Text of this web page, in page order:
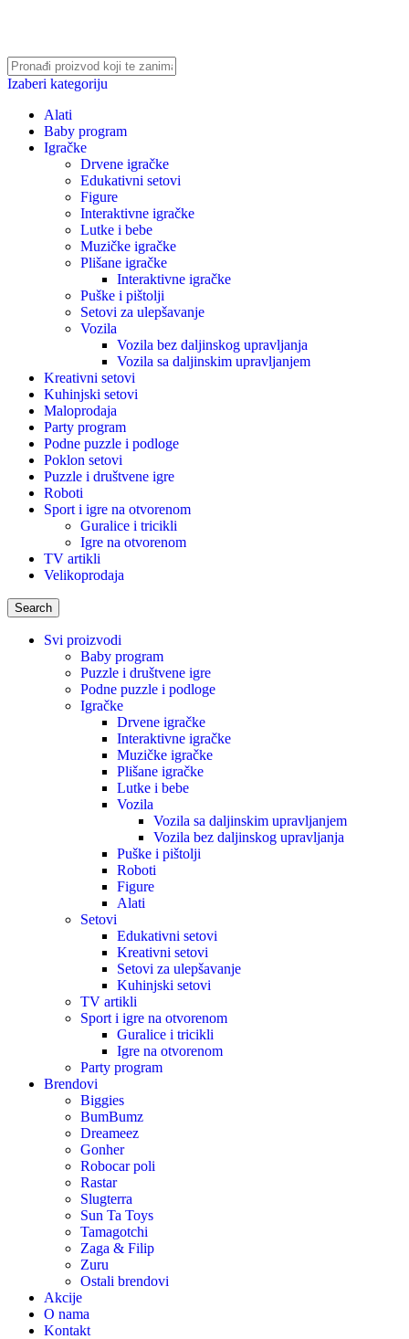
Izaberi kategoriju
Alati
Baby program
Igračke
Drvene igračke
Edukativni setovi
Figure
Interaktivne igračke
Lutke i bebe
Muzičke igračke
Plišane igračke
Interaktivne igračke
Puške i pištolji
Setovi za ulepšavanje
Vozila
Vozila bez daljinskog upravljanja
Vozila sa daljinskim upravljanjem
Kreativni setovi
Kuhinjski setovi
Maloprodaja
Party program
Podne puzzle i podloge
Poklon setovi
Puzzle i društvene igre
Roboti
Sport i igre na otvorenom
Guralice i tricikli
Igre na otvorenom
TV artikli
Velikoprodaja
Search
Svi proizvodi
Baby program
Puzzle i društvene igre
Podne puzzle i podloge
Igračke
Drvene igračke
Interaktivne igračke
Muzičke igračke
Plišane igračke
Lutke i bebe
Vozila
Vozila sa daljinskim upravljanjem
Vozila bez daljinskog upravljanja
Puške i pištolji
Roboti
Figure
Alati
Setovi
Edukativni setovi
Kreativni setovi
Setovi za ulepšavanje
Kuhinjski setovi
TV artikli
Sport i igre na otvorenom
Guralice i tricikli
Igre na otvorenom
Party program
Brendovi
Biggies
BumBumz
Dreameez
Gonher
Robocar poli
Rastar
Slugterra
Sun Ta Toys
Tamagotchi
Zaga & Filip
Zuru
Ostali brendovi
Akcije
O nama
Kontakt